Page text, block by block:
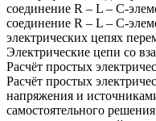
соединение R – L – C-
соединение R – L – C-
электрических цепях
Электрические цепи со
Расчёт простых
Расчёт простых
напряжения и
самостоятельного